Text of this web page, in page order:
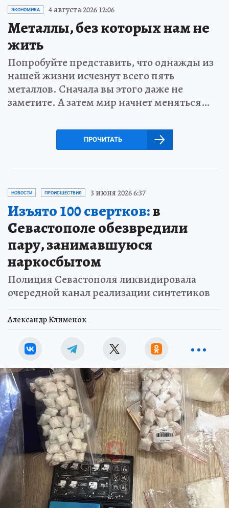
ЭКОНОМИКА 4 августа 2026 12:06
Металлы, без которых нам не
жить
Попробуйте представить, что однажды из
нашей жизни исчезнут всего пять
металлов. Сначала вы этого даже не
заметите. А затем мир начнет меняться…
ПРОЧИТАТЬ
НОВОСТИ ПРОИСШЕСТВИЯ 3 июня 2026 6:37
Изъято 100 свертков:в
Севастополе обезвредили
пару, занимавшуюся
наркосбытом
Полиция Севастополя ликвидировала
очередной канал реализации синтетиков
Александр Клименок